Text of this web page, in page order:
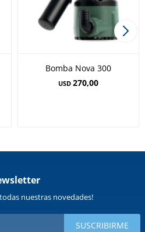
Bomba Nova 300
USD 270,00
nuestras novedades!
SUSCRIBIRME